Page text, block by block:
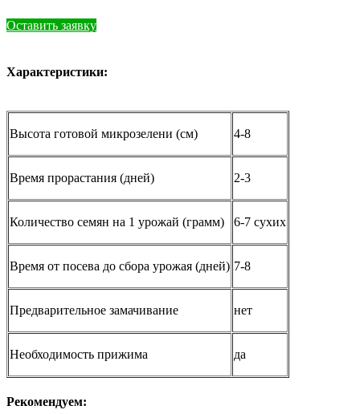
Оставить заявку
Характеристики:
Высота готовой микрозелени (см) 4-8
Время прорастания (дней) 2-3
Количество семян на 1 урожай (грамм) 6-7 сухих
Время от посева до сбора урожая (дней) 7-8
Предварительное замачивание нет
Необходимость прижима да
Рекомендуем: